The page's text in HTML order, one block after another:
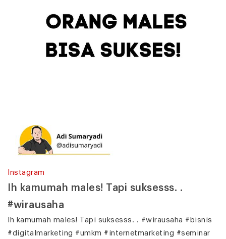
Instagram
Ih kamumah males! Tapi suksesss. .
#wirausaha
Ih kamumah males! Tapi suksesss. . #wirausaha #bisnis
#digitalmarketing #umkm #internetmarketing #seminar